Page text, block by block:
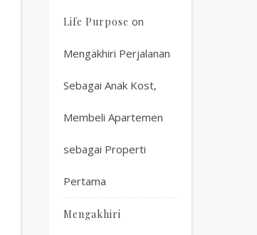
Life Purpose on
Mengakhiri Perjalanan
Sebagai Anak Kost,
Membeli Apartemen
sebagai Properti
Pertama
Mengakhiri